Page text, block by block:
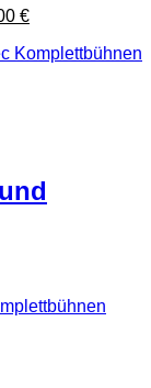
€Aktueller
ist:
Komplettbühnen